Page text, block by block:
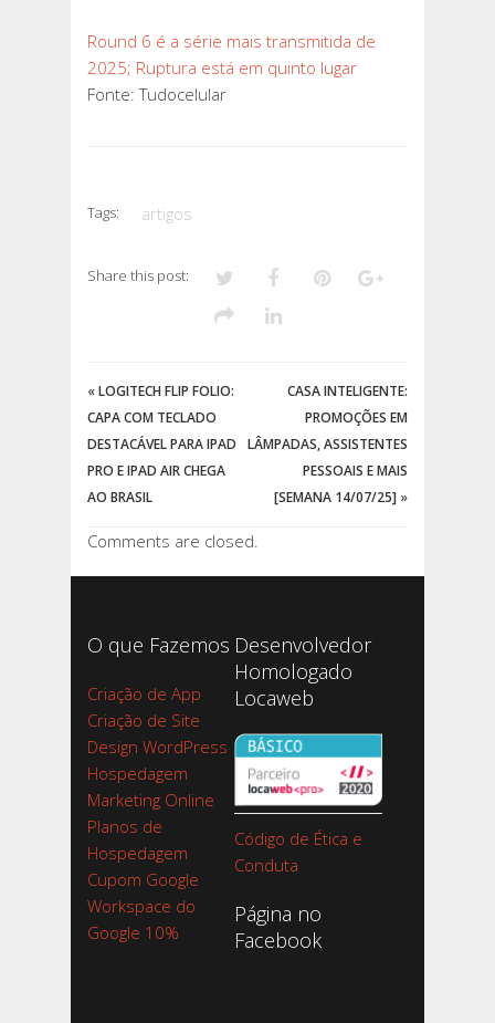
Round 6 é a série mais transmitida de
2025; Ruptura está em quinto lugar
Fonte: Tudocelular
Tags: artigos
Share this post:
«LOGITECH FLIP FOLIO:
CAPA COM TECLADO
DESTACÁVEL PARA IPAD
PRO E IPAD AIR CHEGA
AO BRASIL
CASA INTELIGENTE:
PROMOÇÕES EM
LÂMPADAS, ASSISTENTES
PESSOAIS E MAIS
[SEMANA 14/07/25] »
Comments are closed.
O que Fazemos
Criação de App
Criação de Site
Design WordPress
Hospedagem
Marketing Online
Planos de
Hospedagem
Cupom Google
Workspace do
Google 10%
Desenvolvedor
Homologado
Locaweb
Código de Ética e
Conduta
Página no
Facebook